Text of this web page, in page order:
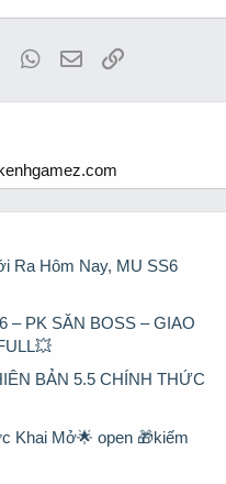
TumblrWhatsApp
EmailLink
Ra Hôm Nay, MU SS6
– PK SĂN BOSS – GIAO
BẢN 5.5 CHÍNH THỨC
Khai Mở🌟 open 🎁kiếm